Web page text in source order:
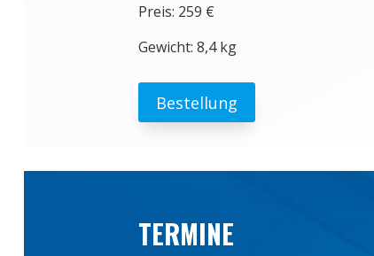
Preis: 259 €
Gewicht: 8,4 kg
Bestellung
TERMINE